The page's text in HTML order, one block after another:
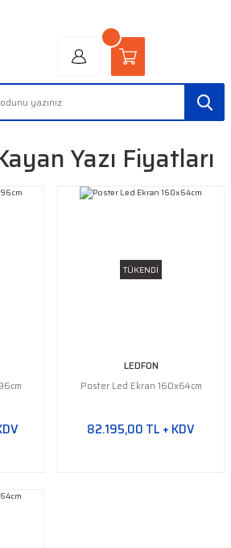
Yazı Fiyatları
TÜKENDİ
LEDFON
Poster Led Ekran 160x64cm
82.195,00 TL + KDV